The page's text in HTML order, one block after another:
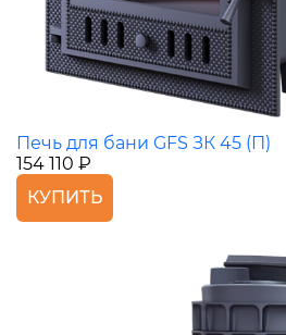
Печь для бани GFS ЗК 45 (П)
154 110 ₽
КУПИТЬ